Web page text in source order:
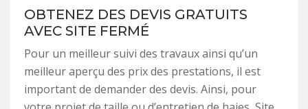
OBTENEZ DES DEVIS GRATUITS
AVEC SITE FERMÉ
Pour un meilleur suivi des travaux ainsi qu’un
meilleur aperçu des prix des prestations, il est
important de demander des devis. Ainsi, pour